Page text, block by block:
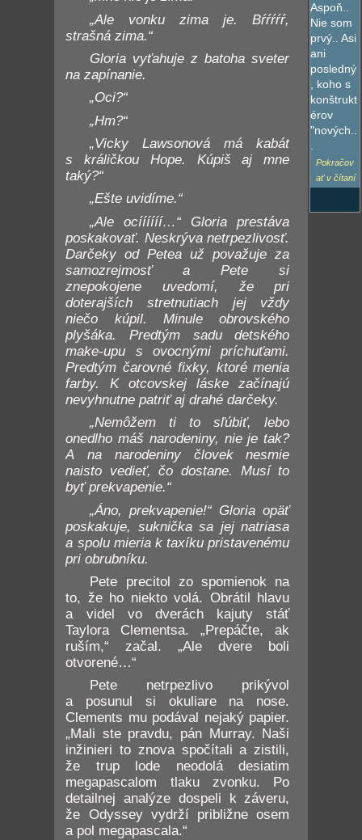
„Ale vonku zima je. Bŕŕŕŕŕ,
strašná zima.“
Gloria vyťahuje z batoha sveter
na zapínanie.
„Oci?“
„Hm?“
„Vicky Lawsonová má kabát
s králičkou Hope. Kúpiš aj mne
taký?“
„Ešte uvidíme.“
„Ale ocíííííí…“ Gloria prestáva
poskakovať. Neskrýva netrpezlivosť.
Darčeky od Petea už považuje za
samozrejmosť a Pete si
znepokojene uvedomí, že pri
doterajších stretnutiach jej vždy
niečo kúpil. Minule obrovského
plyšáka. Predtým sadu detského
make-upu s ovocnými príchuťami.
Predtým čarovné fixky, ktoré menia
farby. K otcovskej láske začínajú
nevyhnutne patriť aj drahé darčeky.
„Nemôžem ti to sľúbiť, lebo
onedlho máš narodeniny, nie je tak?
A na narodeniny človek nesmie
naisto vedieť, čo dostane. Musí to
byť prekvapenie.“
„Áno, prekvapenie!“ Gloria opäť
poskakuje, suknička sa jej natriasa
a spolu mieria k taxíku pristavenému
pri obrubníku.
Pete precitol zo spomienok na
to, že ho niekto volá. Obrátil hlavu
a videl vo dverách kajuty stáť
Taylora Clementsa. „Prepáčte, ak
ruším,“ začal. „Ale dvere boli
otvorené…“
Pete netrpezlivo prikývol
a posunul si okuliare na nose.
Clements mu podával nejaký papier.
„Mali ste pravdu, pán Murray. Naši
inžinieri to znova spočítali a zistili,
že trup lode neodolá desiatim
megapascalom tlaku zvonku. Po
detailnej analýze dospeli k záveru,
že Odyssey vydrží približne osem
a pol megapascala.“
Aspoň..
Nie som
prvý.. Asi
ani
posledný
, koho s
konštrukt
érov
"nových..
Pokračov
ať v čítaní